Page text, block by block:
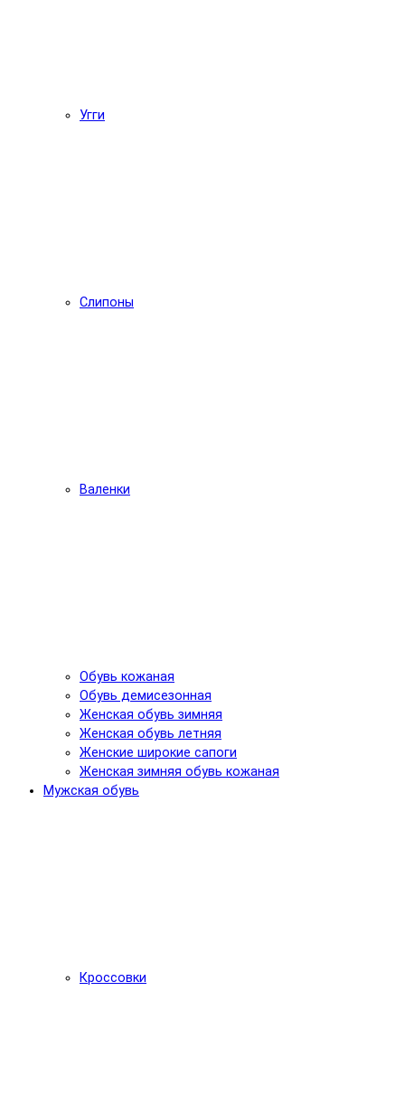
Угги
Слипоны
Валенки
Обувь кожаная
Обувь демисезонная
Женская обувь зимняя
Женская обувь летняя
Женские широкие сапоги
Женская зимняя обувь кожаная
Мужская обувь
Кроссовки